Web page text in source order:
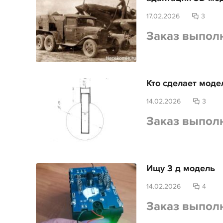
17.02.2026 3
Заказ
Кто сделает
14.02.2026 3
Заказ
Ищу 3 д модель
14.02.2026 4
Заказ